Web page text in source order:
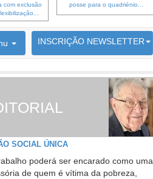
com exclusão
posse para o quadriénio...
INSCRIÇÃO NEWSLETTER
6692 membros inscritos
SOCIAL ÚNICA
poderá ser encarado como uma
de quem é vítima da pobreza,